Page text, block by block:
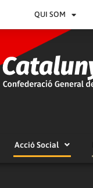
QUI SOM
Acció Social